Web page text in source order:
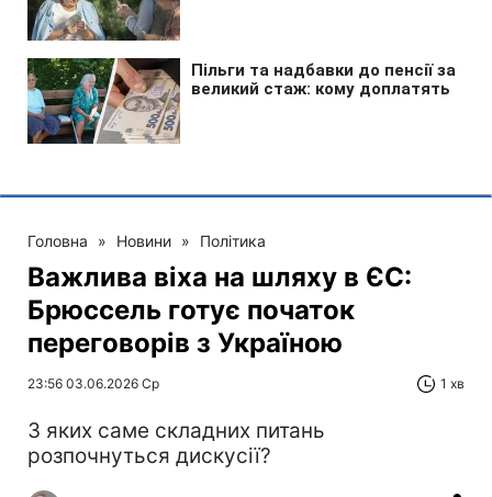
Головна » Новини » Політика
Важлива віха на шляху в ЄС:
Брюссель готує початок
переговорів з Україною
23:56 03.06.2026 Ср 1 хв
З яких саме складних питань
розпочнуться дискусії?